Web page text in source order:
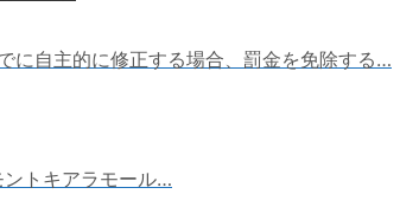
に自主的に修正する場合、罰金を免除する…
ントキアラモール…